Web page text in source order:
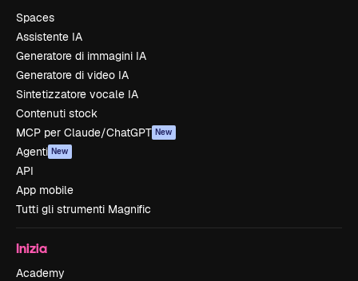
Spaces
Assistente IA
Generatore di immagini IA
Generatore di video IA
Sintetizzatore vocale IA
Contenuti stock
MCP per Claude/ChatGPT New
Agenti New
API
App mobile
Tutti gli strumenti Magnific
Inizia
Academy